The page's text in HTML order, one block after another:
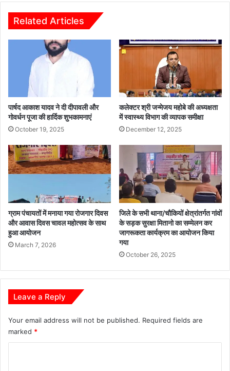
य
तों
य
नि
का
में
नि
क
रं
गा
या
त्रा
Related Articles
पार्षद आकाश यादव ने दी दीपावली और
गोवर्धन पूजा की हार्दिक शुभकामनाएं
October 19, 2025
कलेक्टर श्री जन्मेजय महोबे की अध्यक्षता
में स्वास्थ्य विभाग की व्यापक समीक्षा
December 12, 2025
ग्राम पंचायतों में मनाया गया रोजगार दिवस
और आवास दिवस चावल महोत्सव के साथ
हुआ आयोजन
March 7, 2026
जिले के सभी थाना/चौकियों क्षेत्रांतर्गत गांवों
के सड़क सुरक्षा मितानो का सम्मेलन कर
जागरूकता कार्यक्रम का आयोजन किया
गया
October 26, 2025
Leave a Reply
Your email address will not be published. Required fields are
marked *